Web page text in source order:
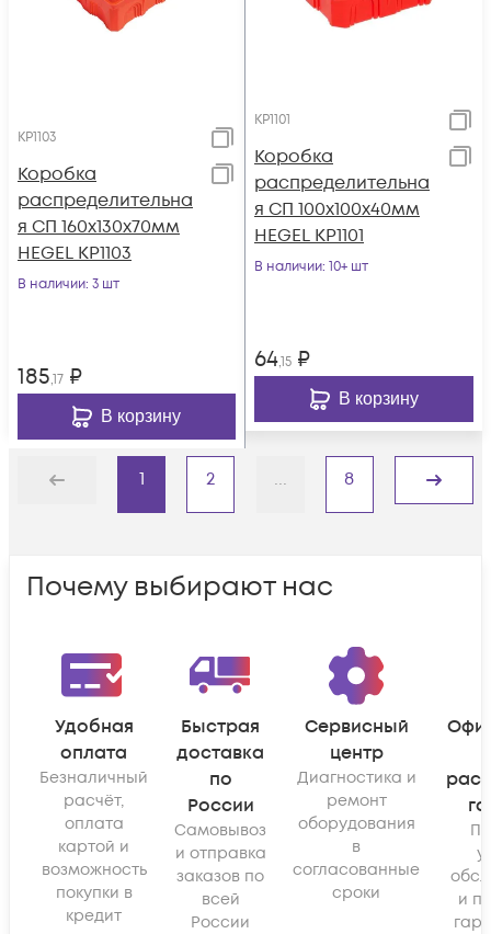
КР1103
Коробка
распределительна
я СП 160х130х70мм
HEGEL КР1103
В наличии: 3 шт
185,17 ₽
В корзину
КР1101
Коробка
распределительна
я СП 100х100х40мм
HEGEL КР1101
В наличии: 10+ шт
64,15 ₽
В корзину
Назад
1 2 ... 8
Дальше
Почему выбирают нас
Удобная
оплата
Безналичный
расчёт,
оплата
картой и
возможность
покупки в
кредит
Быстрая
доставка
по
России
Самовывоз
и отправка
заказов по
всей
России
Сервисный
центр
Диагностика и
ремонт
оборудования
в
согласованные
сроки
и